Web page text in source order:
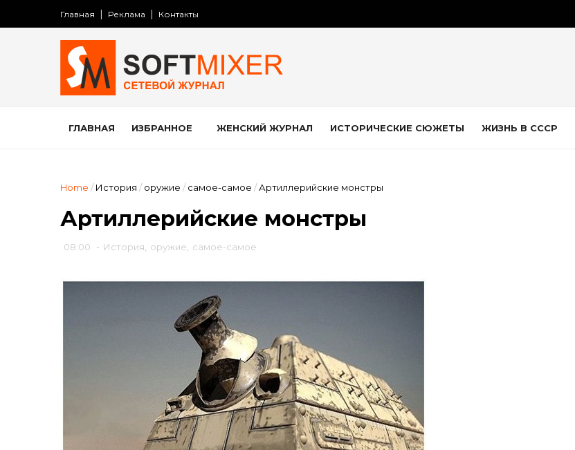
Главная Реклама Контакты
ГЛАВНАЯ ИЗБРАННОЕ ЖЕНСКИЙ ЖУРНАЛ ИСТОРИЧЕСКИЕ СЮЖЕТЫ ЖИЗНЬ В СССР
Home / История / оружие / самое-самое /Артиллерийские монстры
Артиллерийские монстры
08:00 - История оружие самое-самое